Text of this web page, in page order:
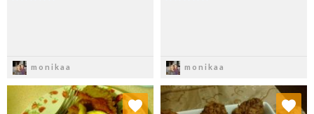
monikaa monikaa
Dodaj do ulubionych Dodaj do ulubionych